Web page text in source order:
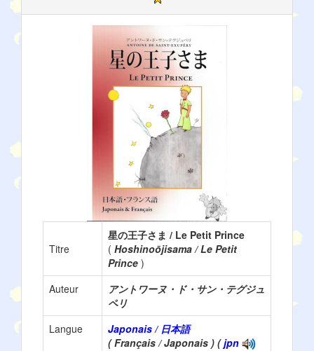
Titre
星の王子さま / Le Petit Prince
( Hoshinoōjisama / Le Petit
Prince )
Auteur
アントワーヌ・ド・サン・テグジュ
ペリ
Langue
Japonais / 日本語
( Français / Japonais ) (jpn